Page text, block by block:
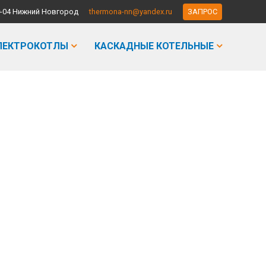
04 Нижний Новгород thermona-nn@yandex.ru ЗАПРОС
КАСКАДНЫЕ КОТЕЛЬНЫЕ